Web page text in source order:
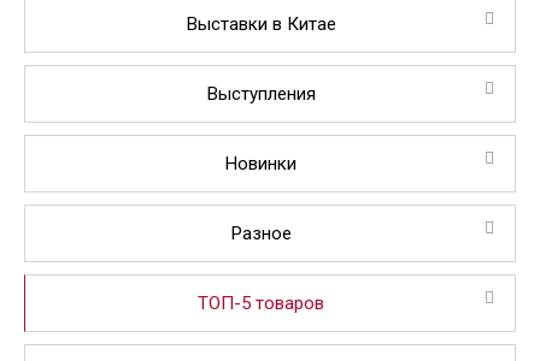
Выставки в Китае
Выступления
Новинки
Разное
ТОП-5 товаров